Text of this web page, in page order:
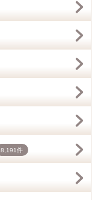
8,191件